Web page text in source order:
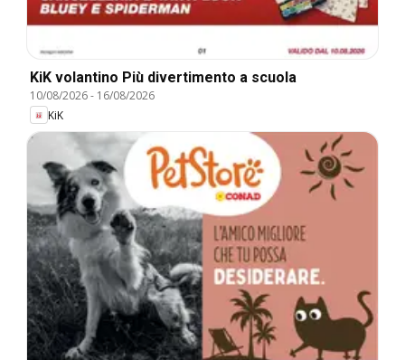
KiK volantino Più divertimento a scuola
10/08/2026- 16/08/2026
KiK